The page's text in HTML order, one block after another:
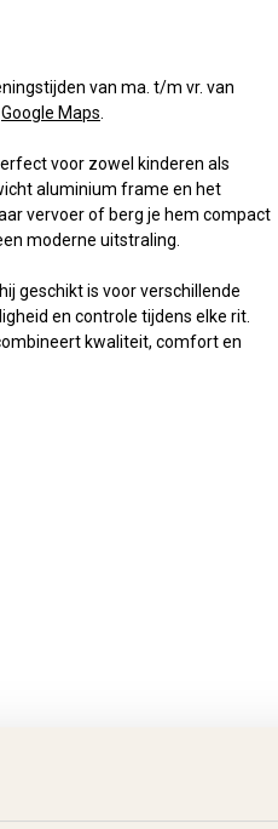
van ma. t/m vr. van
Google Maps
voor zowel kinderen als
aluminium frame en het
vervoer of berg je hem compact
moderne uitstraling.
geschikt is voor verschillende
en controle tijdens elke rit.
kwaliteit, comfort en